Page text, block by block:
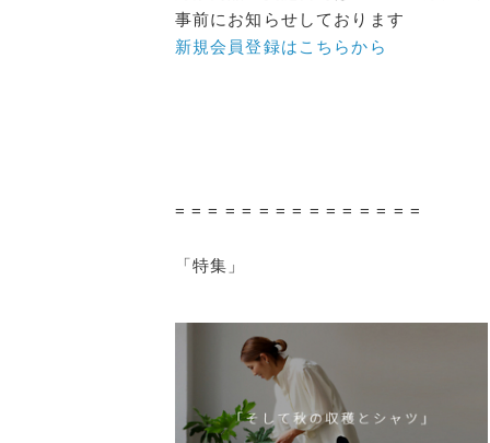
事前にお知らせしております
新規会員登録はこちらから
= = = = = = = = = = = = = = =
「特集」